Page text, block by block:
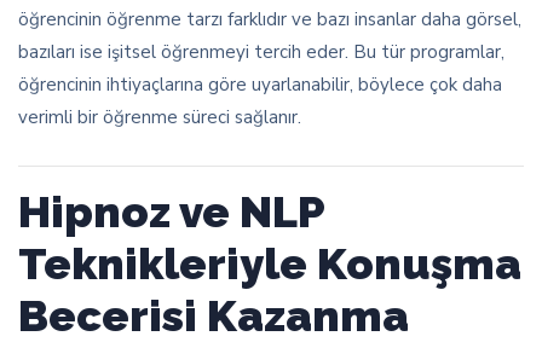
öğrencinin öğrenme tarzı farklıdır ve bazı insanlar daha görsel,
bazıları ise işitsel öğrenmeyi tercih eder. Bu tür programlar,
öğrencinin ihtiyaçlarına göre uyarlanabilir, böylece çok daha
verimli bir öğrenme süreci sağlanır.
Hipnoz ve NLP
Teknikleriyle Konuşma
Becerisi Kazanma